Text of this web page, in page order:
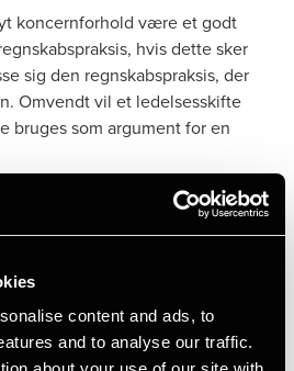
content and ads, to
and to analyse our traffic.
koncernforhold være et godt
hvis dette sker
sig den regnskabspraksis, der
Omvendt vil et ledelsesskifte
bruges som argument for en
kan nævnes
– fra kostpris til dagsværdi over
behandling af